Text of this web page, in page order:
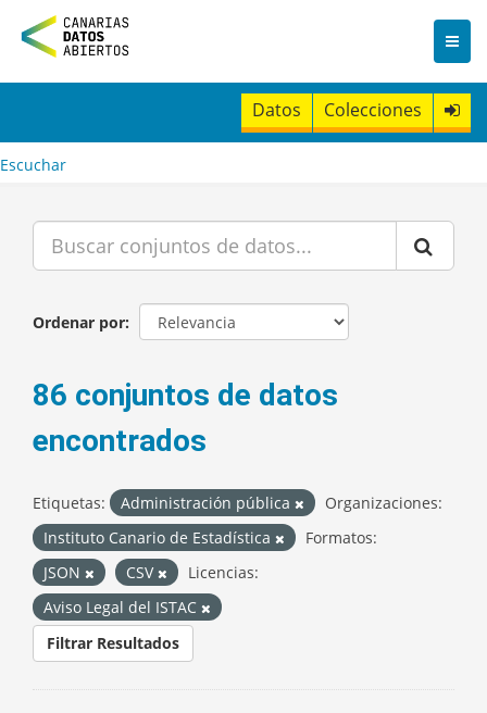
n
t
Datos Colecciones
Escuchar
Ordenar por
86 conjuntos de datos
encontrados
Etiquetas: Administración pública
Organizaciones:
Instituto Canario de Estadística
Formatos:
JSON
CSV
Licencias:
Aviso Legal del ISTAC
Filtrar Resultados